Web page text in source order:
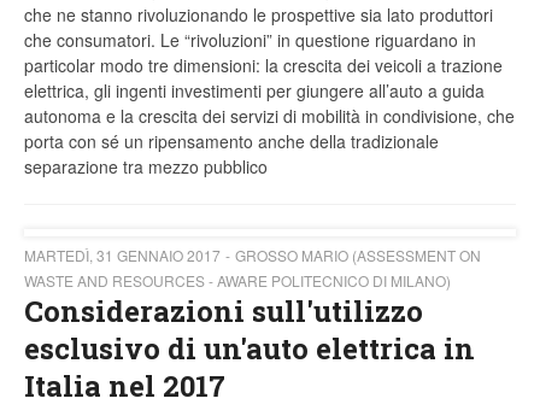
che ne stanno rivoluzionando le prospettive sia lato produttori
che consumatori. Le “rivoluzioni” in questione riguardano in
particolar modo tre dimensioni: la crescita dei veicoli a trazione
elettrica, gli ingenti investimenti per giungere all’auto a guida
autonoma e la crescita dei servizi di mobilità in condivisione, che
porta con sé un ripensamento anche della tradizionale
separazione tra mezzo pubblico
MARTEDÌ, 31 GENNAIO 2017
GROSSO MARIO (ASSESSMENT ON
WASTE AND RESOURCES - AWARE POLITECNICO DI MILANO)
Considerazioni sull'utilizzo
esclusivo di un'auto elettrica in
Italia nel 2017